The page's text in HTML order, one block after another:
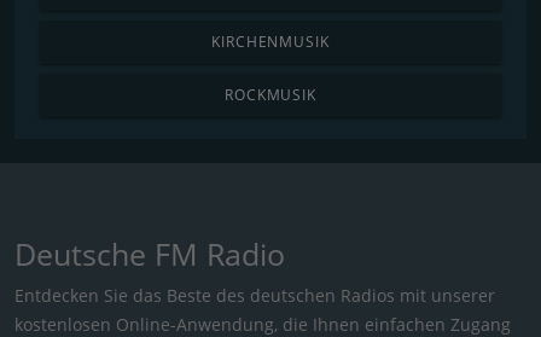
KIRCHENMUSIK
ROCKMUSIK
Deutsche FM Radio
Entdecken Sie das Beste des deutschen Radios mit unserer
kostenlosen Online-Anwendung, die Ihnen einfachen Zugang